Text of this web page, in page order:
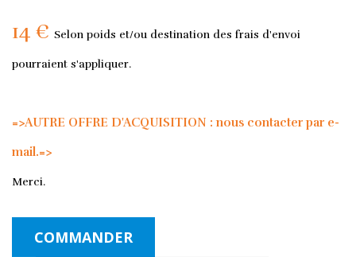
14 € Selon poids et/ou destination des frais d'envoi
pourraient s'appliquer.
=>AUTRE OFFRE D'ACQUISITION : nous contacter par e-
mail.=>
Merci.
COMMANDER